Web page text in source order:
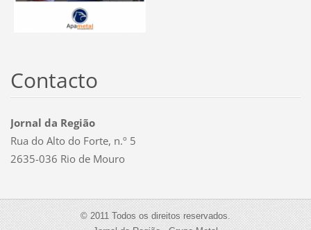
Contacto
Jornal da Região
Rua do Alto do Forte, n.º 5
2635-036 Rio de Mouro
© 2011 Todos os direitos reservados.